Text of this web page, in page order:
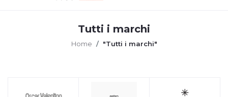
Tutti i marchi
Home "Tutti i marchi"